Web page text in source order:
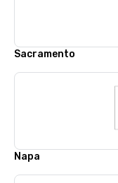
Sacramento
Napa